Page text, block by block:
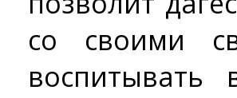
со своими
воспитывать